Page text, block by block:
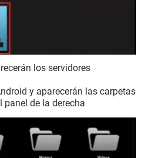
los servidores
y aparecerán las carpetas
panel de la derecha